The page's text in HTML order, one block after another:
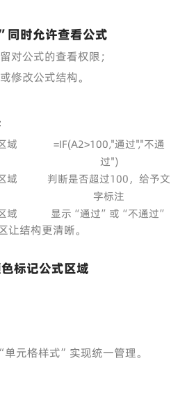
时允许查看公式
对公式的查看权限；
修改公式结构。
域
=IF(A2>100,"通过","不通
过")
域
判断是否超过100，给予文
字标注
域
显示“通过”或“不通过”
让结构更清晰。
标记公式区域
元格样式”实现统一管理。